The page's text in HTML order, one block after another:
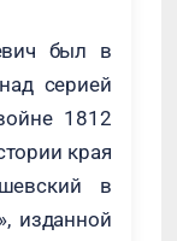
был в
серией
1812
края
в
изданной